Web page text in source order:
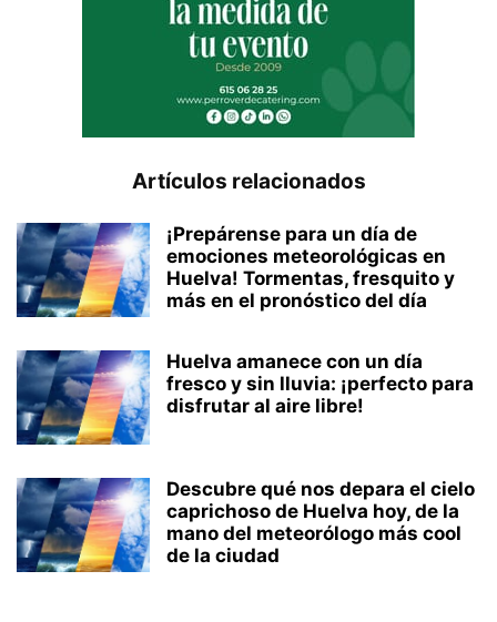
Artículos relacionados
¡Prepárense para un día de
emociones meteorológicas en
Huelva! Tormentas, fresquito y
más en el pronóstico del día
Huelva amanece con un día
fresco y sin lluvia: ¡perfecto para
disfrutar al aire libre!
Descubre qué nos depara el cielo
caprichoso de Huelva hoy, de la
mano del meteorólogo más cool
de la ciudad